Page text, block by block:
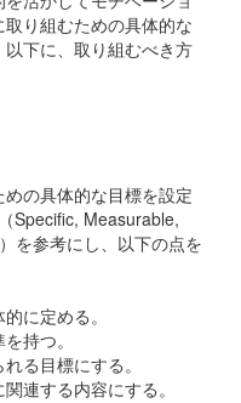
り組むための具体的な
下に、取り組むべき方
の具体的な目標を設定
Specific, Measurable,
を参考にし、以下の点を
に定める。
持つ。
る目標にする。
連する内容にする。